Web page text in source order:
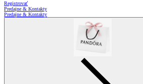
Registrovať
Predajne & Kontakty
Predajne & Kontakty